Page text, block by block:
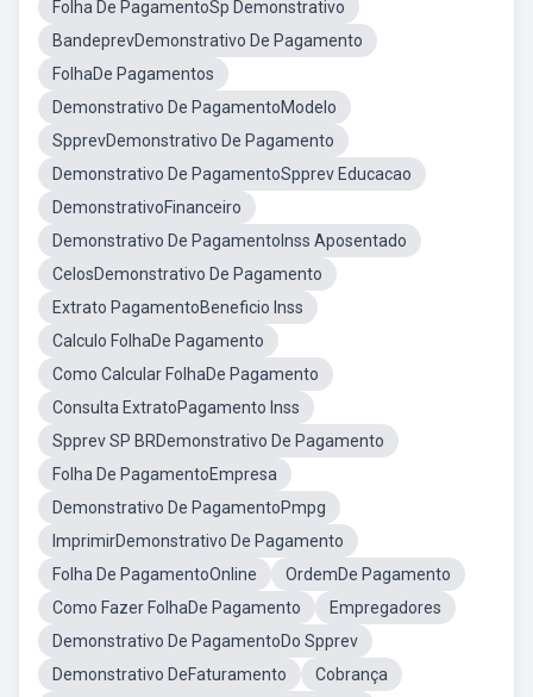
Folha De PagamentoSp Demonstrativo
BandeprevDemonstrativo De Pagamento
FolhaDe Pagamentos
Demonstrativo De PagamentoModelo
SpprevDemonstrativo De Pagamento
Demonstrativo De PagamentoSpprev Educacao
DemonstrativoFinanceiro
Demonstrativo De PagamentoInss Aposentado
CelosDemonstrativo De Pagamento
Extrato PagamentoBeneficio Inss
Calculo FolhaDe Pagamento
Como Calcular FolhaDe Pagamento
Consulta ExtratoPagamento Inss
Spprev SP BRDemonstrativo De Pagamento
Folha De PagamentoEmpresa
Demonstrativo De PagamentoPmpg
ImprimirDemonstrativo De Pagamento
Folha De PagamentoOnline
OrdemDe Pagamento
Como Fazer FolhaDe Pagamento
Empregadores
Demonstrativo De PagamentoDo Spprev
Demonstrativo DeFaturamento
Cobrança